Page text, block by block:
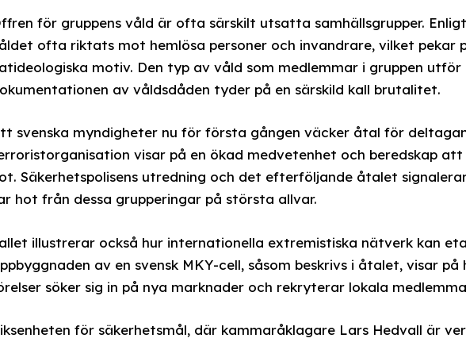
för gruppens våld är ofta särskilt utsatta samhällsgrupper.
ofta riktats mot hemlösa personer och invandrare, vilket pekar
motiv. Den typ av våld som medlemmar i gruppen utför
av våldsdåden tyder på en särskild kall brutalitet.
svenska myndigheter nu för första gången väcker åtal för
visar på en ökad medvetenhet och beredskap
Säkerhetspolisens utredning och det efterföljande åtalet
hot från dessa grupperingar på största allvar.
illustrerar också hur internationella extremistiska nätverk kan
av en svensk MKY-cell, såsom beskrivs i åtalet, visar
söker sig in på nya marknader och rekryterar lokala
för säkerhetsmål, där kammaråklagare Lars Hedvall är